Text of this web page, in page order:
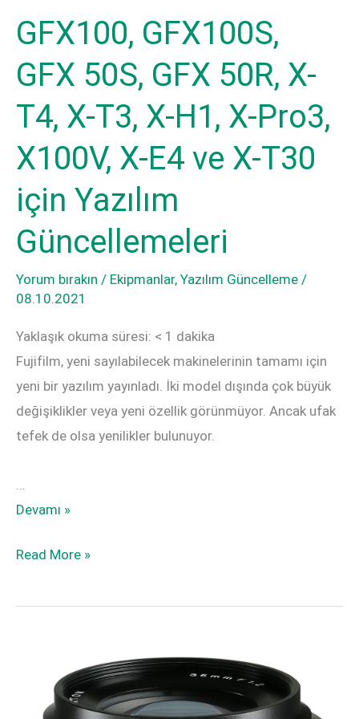
GFX100, GFX100S,
GFX 50S, GFX 50R, X-
T4, X-T3, X-H1, X-Pro3,
X100V, X-E4 ve X-T30
için Yazılım
Güncellemeleri
Yorum bırakın / Ekipmanlar, Yazılım Güncelleme /
08.10.2021
Yaklaşık okuma süresi: < 1 dakika
Fujifilm, yeni sayılabilecek makinelerinin tamamı için
yeni bir yazılım yayınladı. İki model dışında çok büyük
değişiklikler veya yeni özellik görünmüyor. Ancak ufak
tefek de olsa yenilikler bulunuyor.
GFX100,
GFX
GFX
Devamı »
GFX100,
GFX
Read More »